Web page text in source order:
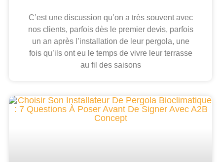
C’est une discussion qu’on a très souvent avec
nos clients, parfois dès le premier devis, parfois
un an après l’installation de leur pergola, une
fois qu’ils ont eu le temps de vivre leur terrasse
au fil des saisons